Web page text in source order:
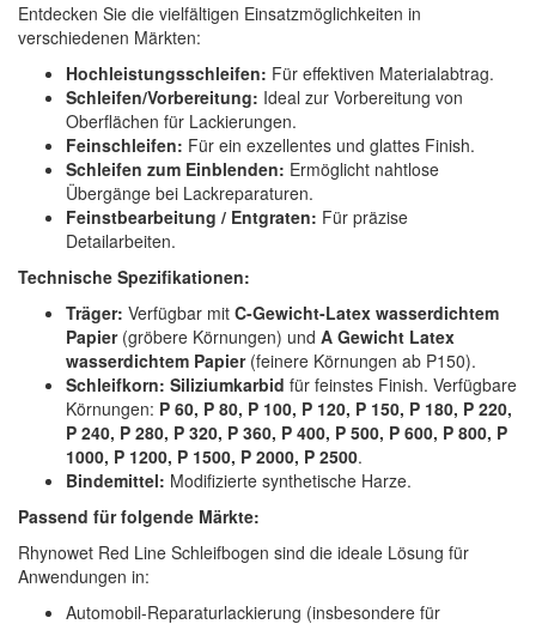
Entdecken Sie die vielfältigen Einsatzmöglichkeiten in
verschiedenen Märkten:
Hochleistungsschleifen: Für effektiven Materialabtrag.
Schleifen/Vorbereitung: Ideal zur Vorbereitung von
Oberflächen für Lackierungen.
Feinschleifen: Für ein exzellentes und glattes Finish.
Schleifen zum Einblenden: Ermöglicht nahtlose
Übergänge bei Lackreparaturen.
Feinstbearbeitung / Entgraten: Für präzise
Detailarbeiten.
Technische Spezifikationen:
Träger: Verfügbar mit C-Gewicht-Latex wasserdichtem
Papier(gröbere Körnungen) und A Gewicht Latex
wasserdichtem Papier(feinere Körnungen ab P150).
Schleifkorn: Siliziumkarbid für feinstes Finish. Verfügbare
Körnungen: P 60, P 80, P 100, P 120, P 150, P 180, P 220,
P 240, P 280, P 320, P 360, P 400, P 500, P 600, P 800, P
1000, P 1200, P 1500, P 2000, P 2500.
Bindemittel: Modifizierte synthetische Harze.
Passend für folgende Märkte:
Rhynowet Red Line Schleifbogen sind die ideale Lösung für
Anwendungen in:
Automobil-Reparaturlackierung (insbesondere für